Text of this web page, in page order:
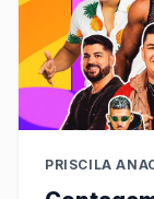
PRISCILA